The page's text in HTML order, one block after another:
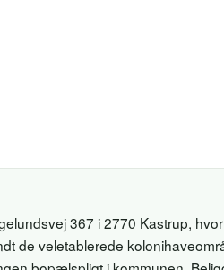
367 i 2770 Kastrup,
de veletablerede